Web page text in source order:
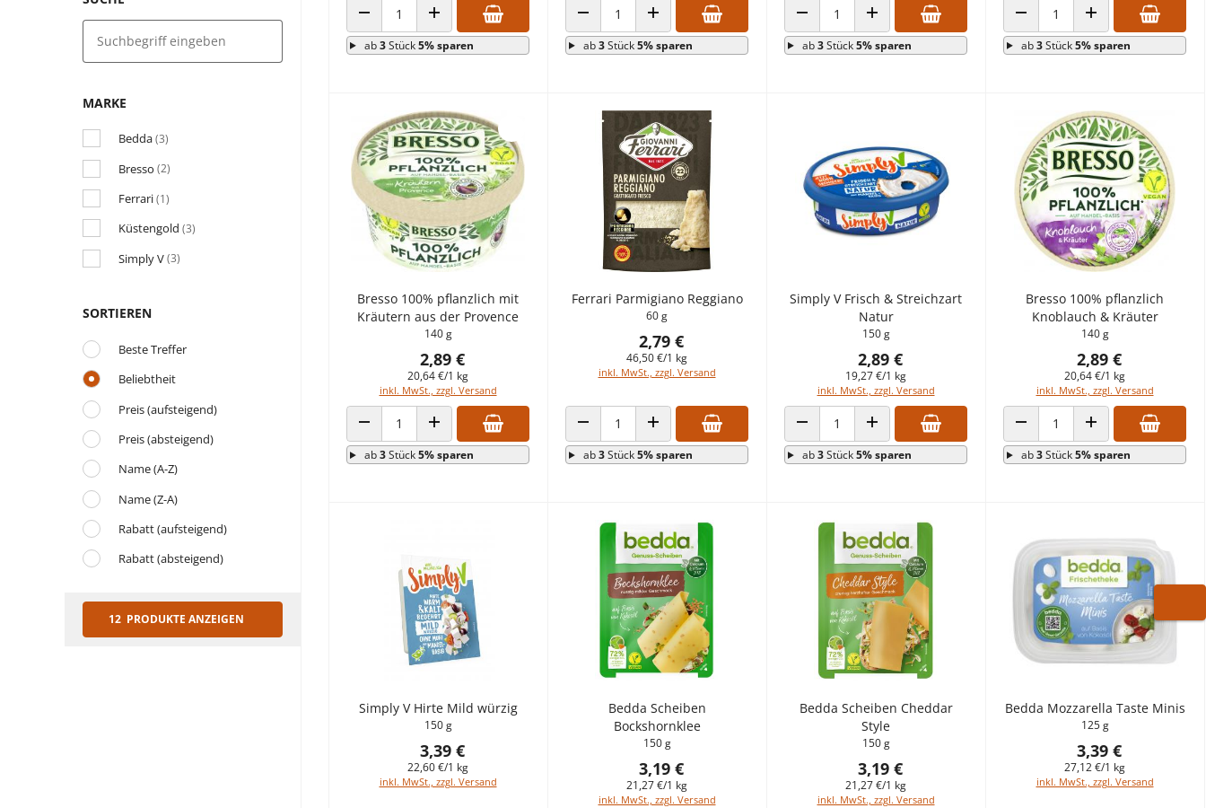
MARKE
Bedda(3)
Bresso (2)
Ferrari(1)
Küstengold (3)
Simply V(3)
SORTIEREN
Beste Treffer
Beliebtheit
Preis (aufsteigend)
Preis (absteigend)
Name (A-Z)
Name (Z-A)
Rabatt (aufsteigend)
Rabatt (absteigend)
12 PRODUKTE ANZEIGEN
ANZAHL VERRINGERNANZAHL ERHÖHEN
ab3Stück5% sparen
ANZAHL VERRINGERNANZAHL ERHÖHEN
ab3Stück5% sparen
ANZAHL VERRINGERNANZAHL ERHÖHEN
ab3Stück5% sparen
ANZAHL VERRINGERNANZAHL ERHÖHEN
ab3Stück5% sparen
Bresso 100% pflanzlich mit
Kräutern aus der Provence
140 g
2,89 €
20,64 €/1 kg
inkl. MwSt., zzgl. Versand
ANZAHL VERRINGERNANZAHL ERHÖHEN
ab3Stück5% sparen
Ferrari Parmigiano Reggiano
60 g
2,79 €
46,50 €/1 kg
inkl. MwSt., zzgl. Versand
ANZAHL VERRINGERNANZAHL ERHÖHEN
ab3Stück5% sparen
Simply V Frisch & Streichzart
Natur
150 g
2,89 €
19,27 €/1 kg
inkl. MwSt., zzgl. Versand
ANZAHL VERRINGERNANZAHL ERHÖHEN
ab3Stück5% sparen
Bresso 100% pflanzlich
Knoblauch & Kräuter
140 g
2,89 €
20,64 €/1 kg
inkl. MwSt., zzgl. Versand
ANZAHL VERRINGERNANZAHL ERHÖHEN
ab3Stück5% sparen
Simply V Hirte Mild würzig
150 g
3,39 €
22,60 €/1 kg
inkl. MwSt., zzgl. Versand
Bedda Scheiben
Bockshornklee
150 g
3,19 €
21,27 €/1 kg
inkl. MwSt., zzgl. Versand
Bedda Scheiben Cheddar
Style
150 g
3,19 €
21,27 €/1 kg
inkl. MwSt., zzgl. Versand
Bedda Mozzarella Taste Minis
125 g
3,39 €
27,12 €/1 kg
inkl. MwSt., zzgl. Versand